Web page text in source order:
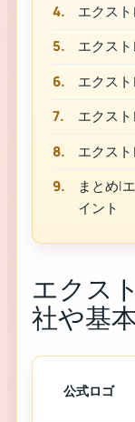
エクス
エクス
エクス
エクス
エクス
まとめ|
イント
エクス
社や基
公式ロゴ